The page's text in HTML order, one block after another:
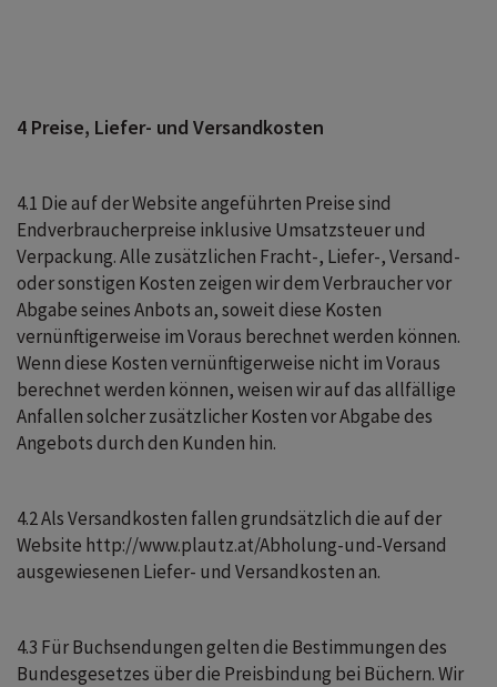
4 Preise, Liefer- und Versandkosten
4.1 Die auf der Website angeführten Preise sind
Endverbraucherpreise inklusive Umsatzsteuer und
Verpackung. Alle zusätzlichen Fracht-, Liefer-, Versand-
oder sonstigen Kosten zeigen wir dem Verbraucher vor
Abgabe seines Anbots an, soweit diese Kosten
vernünftigerweise im Voraus berechnet werden können.
Wenn diese Kosten vernünftigerweise nicht im Voraus
berechnet werden können, weisen wir auf das allfällige
Anfallen solcher zusätzlicher Kosten vor Abgabe des
Angebots durch den Kunden hin.
4.2 Als Versandkosten fallen grundsätzlich die auf der
Website http://www.plautz.at/Abholung-und-Versand
ausgewiesenen Liefer- und Versandkosten an.
4.3 Für Buchsendungen gelten die Bestimmungen des
Bundesgesetzes über die Preisbindung bei Büchern. Wir